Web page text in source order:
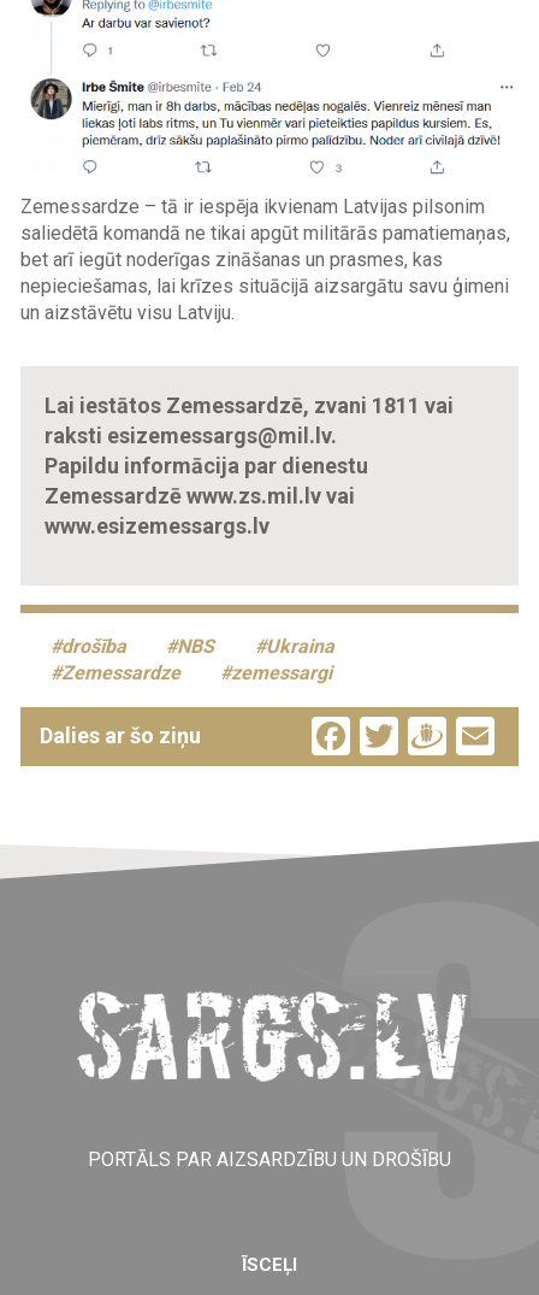
Zemessardze – tā ir iespēja ikvienam Latvijas pilsonim
saliedētā komandā ne tikai apgūt militārās pamatiemaņas,
bet arī iegūt noderīgas zināšanas un prasmes, kas
nepieciešamas, lai krīzes situācijā aizsargātu savu ģimeni
un aizstāvētu visu Latviju.
Lai iestātos Zemessardzē, zvani 1811 vai
raksti esizemessargs@mil.lv.
Papildu informācija par dienestu
Zemessardzē www.zs.mil.lv vai
www.esizemessargs.lv
drošība NBS
Ukraina
Zemessardze
zemessargi
Dalies ar šo ziņu Facebook
Twitter
PORTĀLS PAR AIZSARDZĪBU UN DROŠĪBU
ĪSCEĻI